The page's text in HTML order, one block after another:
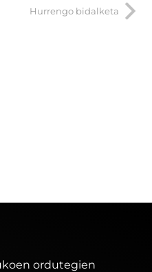
Hurrengo bidalketa
ordutegien